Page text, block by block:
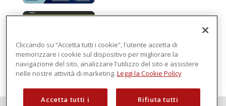
intelligenza in cloud
Cliccando su “Accetta tutti i cookie”, l'utente accetta di
memorizzare i cookie sul dispositivo per migliorare la
navigazione del sito, analizzare l'utilizzo del sito e assistere
nelle nostre attività di marketing. Leggi la Cookie Policy
Accetta tutti i
Rifiuta tutti